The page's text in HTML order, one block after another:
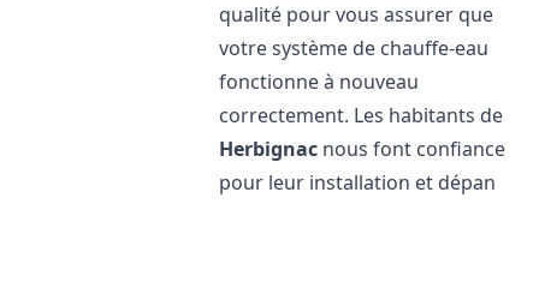
qualité pour vous assurer que
votre système de chauffe-eau
fonctionne à nouveau
correctement. Les habitants de
Herbignac nous font confiance
pour leur installation et dépan